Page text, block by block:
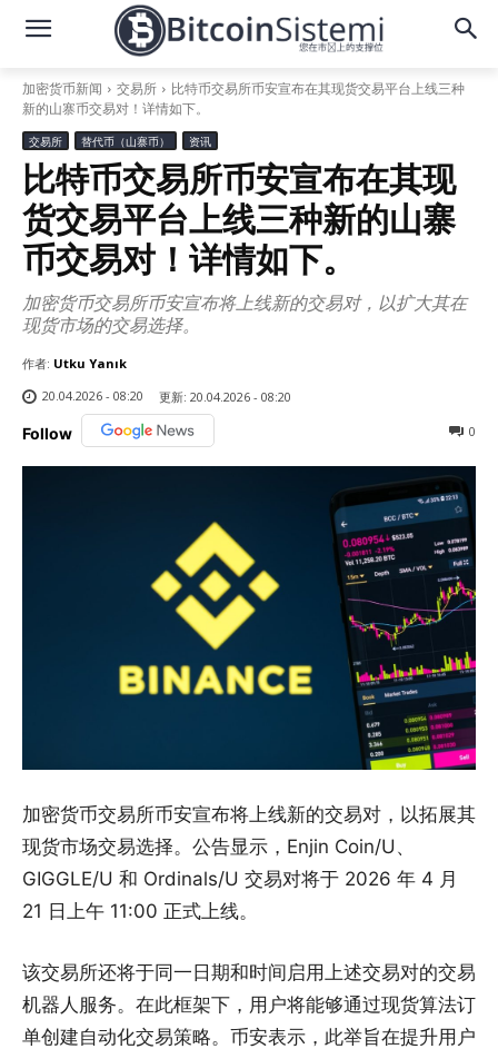
加密货币新闻 交易所
比特币交易所币安宣布在其现货交易平台上线三种
新的山寨币交易对！详情如下。
交易所 替代币（山寨币） 资讯
比特币交易所币安宣布在其现
货交易平台上线三种新的山寨
币交易对！详情如下。
加密货币交易所币安宣布将上线新的交易对，以扩大其在
现货市场的交易选择。
作者: Utku Yanık
20.04.2026 - 08:20
更新: 20.04.2026 - 08:20
Follow 0
加密货币交易所币安宣布将上线新的交易对，以拓展其
现货市场交易选择。公告显示，Enjin Coin/U、
GIGGLE/U 和 Ordinals/U 交易对将于 2026 年 4 月
21 日上午 11:00 正式上线。
该交易所还将于同一日期和时间启用上述交易对的交易
机器人服务。在此框架下，用户将能够通过现货算法订
单创建自动化交易策略。币安表示，此举旨在提升用户